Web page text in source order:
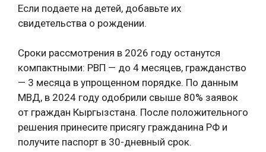
Если подаете на детей, добавьте их
свидетельства о рождении.
Сроки рассмотрения в 2026 году останутся
компактными: РВП — до 4 месяцев, гражданство
— 3 месяца в упрощенном порядке. По данным
МВД, в 2024 году одобрили свыше 80% заявок
от граждан Кыргызстана. После положительного
решения принесите присягу гражданина РФ и
получите паспорт в 30-дневный срок.